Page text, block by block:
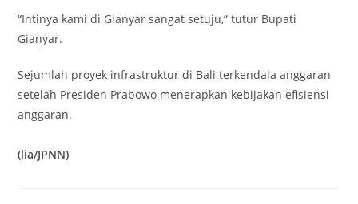
“Intinya kami di Gianyar sangat setuju,” tutur Bupati
Gianyar.
Sejumlah proyek infrastruktur di Bali terkendala anggaran
setelah Presiden Prabowo menerapkan kebijakan efisiensi
anggaran.
(lia/JPNN)